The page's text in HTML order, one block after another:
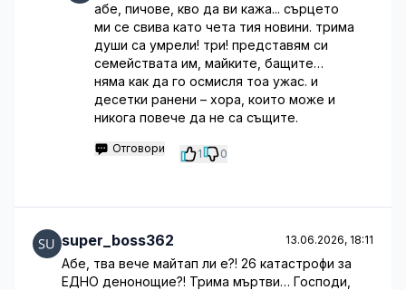
абе, пичове, кво да ви кажа... сърцето
ми се свива като чета тия новини. трима
души са умрели! три! представям си
семействата им, майките, бащите…
няма как да го осмисля тоа ужас. и
десетки ранени – хора, които може и
никога повече да не са същите.
Отговори 1 0
super_boss362 13.06.2026, 18:11
Абе, тва вече майтап ли е?! 26 катастрофи за
ЕДНО денонощие?! Трима мъртви… Господи,